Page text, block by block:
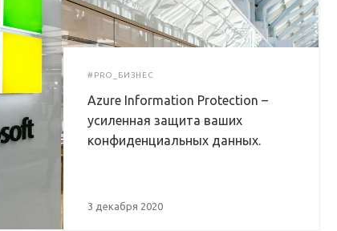
#PRO_БИЗНЕС
Azure Information Protection –
усиленная защита ваших
конфиденциальных данных.
3 декабря 2020